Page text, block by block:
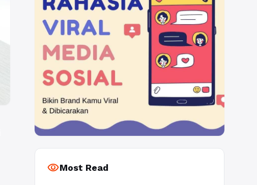
visibilityMost Read